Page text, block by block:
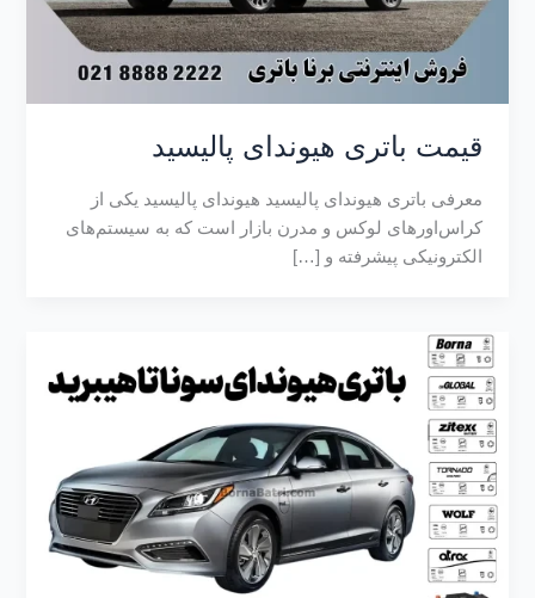
قیمت باتری هیوندای پالیسید
معرفی باتری هیوندای پالیسید هیوندای پالیسید یکی از
کراس‌اورهای لوکس و مدرن بازار است که به سیستم‌های
الکترونیکی پیشرفته و […]